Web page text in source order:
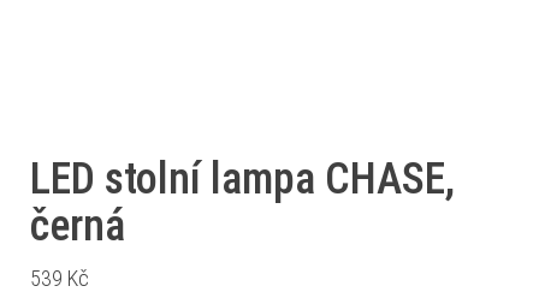
LED stolní lampa CHASE,
černá
539 Kč